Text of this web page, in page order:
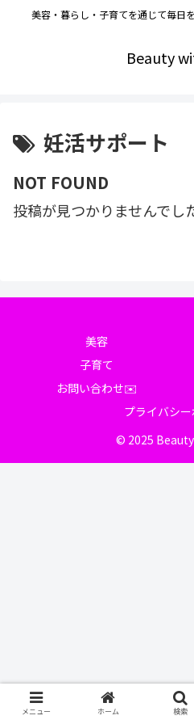
美容・暮らし・子育てを通じて毎日
Beauty
妊活サポート
NOT FOUND
投稿が見つかりませんでし
美容
子育て
お問い合わせ✉️
プライバシ
© 2025
メニュー ホーム 検索